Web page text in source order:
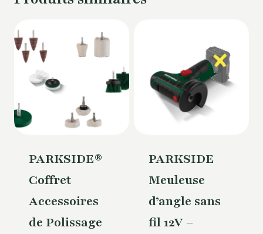
PARKSIDE®
Coffret
Accessoires
de Polissage
PARKSIDE
Meuleuse
d’angle sans
fil 12V –